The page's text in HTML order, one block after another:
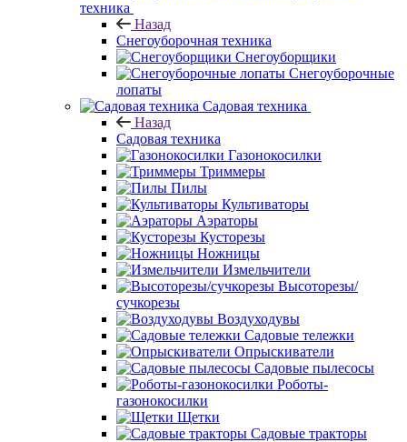
техника
Назад
Снегоуборочная техника
Снегоуборщики
Снегоуборочные
лопаты
Садовая техника
Назад
Садовая техника
Газонокосилки
Триммеры
Пилы
Культиваторы
Аэраторы
Кусторезы
Ножницы
Измельчители
Высоторезы/
сучкорезы
Воздуходувы
Садовые тележки
Опрыскиватели
Садовые пылесосы
Роботы-
газонокосилки
Щетки
Садовые тракторы